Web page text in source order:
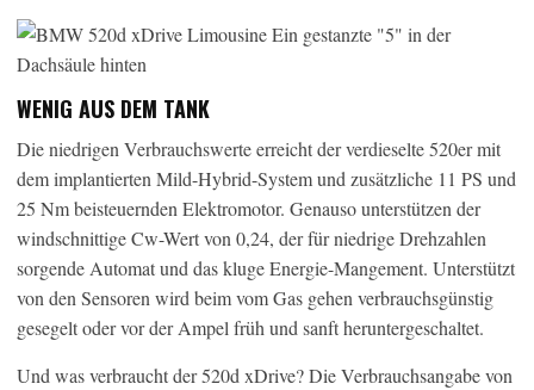
WENIG AUS DEM TANK
Die niedrigen Verbrauchswerte erreicht der verdieselte 520er mit
dem implantierten Mild-Hybrid-System und zusätzliche 11 PS und
25 Nm beisteuernden Elektromotor. Genauso unterstützen der
windschnittige Cw-Wert von 0,24, der für niedrige Drehzahlen
sorgende Automat und das kluge Energie-Mangement. Unterstützt
von den Sensoren wird beim vom Gas gehen verbrauchsgünstig
gesegelt oder vor der Ampel früh und sanft heruntergeschaltet.
Und was verbraucht der 520d xDrive? Die Verbrauchsangabe von